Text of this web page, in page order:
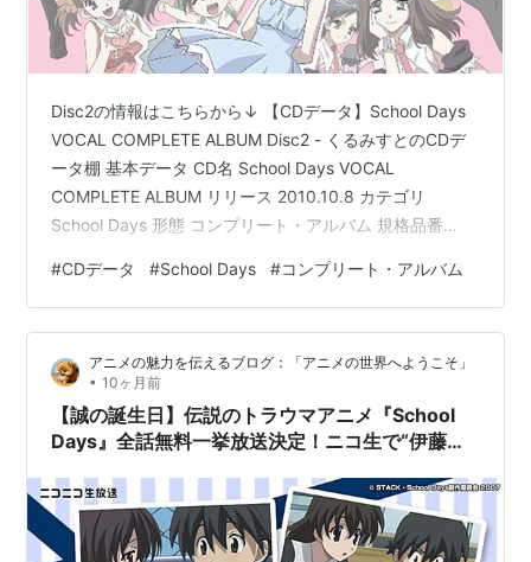
Disc2の情報はこちらから↓ 【CDデータ】School Days
VOCAL COMPLETE ALBUM Disc2 - くるみすとのCDデ
ータ棚 基本データ CD名 School Days VOCAL
COMPLETE ALBUM リリース 2010.10.8 カテゴリ
School Days 形態 コンプリート・アルバム 規格品番
品ページ参考CD名に入っているもので一応コンプリー
ト・アルバムとしましたが、wikiにはコンピレーション・
アルバムともベスト・アルバムとも書いてあるのでし
た。公式サイトにはこのCD…
#CDデータ #School Days #コンプリート・アルバム
アニメの魅力を伝えるブログ：「アニメの世界へようこそ」
• 10ヶ月前
【誠の誕生日】伝説のトラウマアニメ『School
Days』全話無料一挙放送決定！ニコ生で“伊藤誠